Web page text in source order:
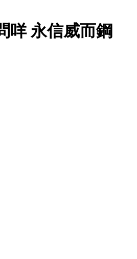
咩 永信威而鋼